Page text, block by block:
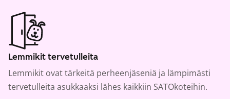
Lemmikit tervetulleita
Lemmikit ovat tärkeitä perheenjäseniä ja lämpimästi
tervetulleita asukkaaksi lähes kaikkiin SATOkoteihin.